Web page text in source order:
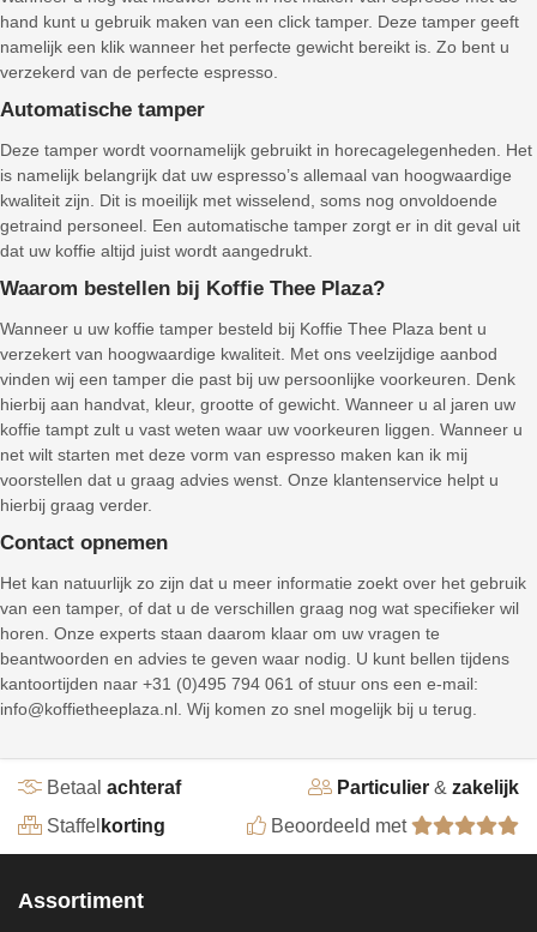
hand kunt u gebruik maken van een click tamper. Deze tamper geeft
namelijk een klik wanneer het perfecte gewicht bereikt is. Zo bent u
verzekerd van de perfecte espresso.
Automatische tamper
Deze tamper wordt voornamelijk gebruikt in horecagelegenheden. Het
is namelijk belangrijk dat uw espresso’s allemaal van hoogwaardige
kwaliteit zijn. Dit is moeilijk met wisselend, soms nog onvoldoende
getraind personeel. Een automatische tamper zorgt er in dit geval uit
dat uw koffie altijd juist wordt aangedrukt.
Waarom bestellen bij Koffie Thee Plaza?
Wanneer u uw koffie tamper besteld bij Koffie Thee Plaza bent u
verzekert van hoogwaardige kwaliteit. Met ons veelzijdige aanbod
vinden wij een tamper die past bij uw persoonlijke voorkeuren. Denk
hierbij aan handvat, kleur, grootte of gewicht. Wanneer u al jaren uw
koffie tampt zult u vast weten waar uw voorkeuren liggen. Wanneer u
net wilt starten met deze vorm van espresso maken kan ik mij
voorstellen dat u graag advies wenst. Onze klantenservice helpt u
hierbij graag verder.
Contact opnemen
Het kan natuurlijk zo zijn dat u meer informatie zoekt over het gebruik
van een tamper, of dat u de verschillen graag nog wat specifieker wil
horen. Onze experts staan daarom klaar om uw vragen te
beantwoorden en advies te geven waar nodig. U kunt bellen tijdens
kantoortijden naar +31 (0)495 794 061 of stuur ons een e-mail:
info@koffietheeplaza.nl. Wij komen zo snel mogelijk bij u terug.
Betaal achteraf Particulier & zakelijk
Staffel korting Beoordeeld met
Assortiment